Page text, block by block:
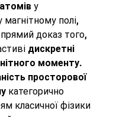
у
полі,
доказ того,
дискретні
моменту.
просторової
категорично
класичної фізики